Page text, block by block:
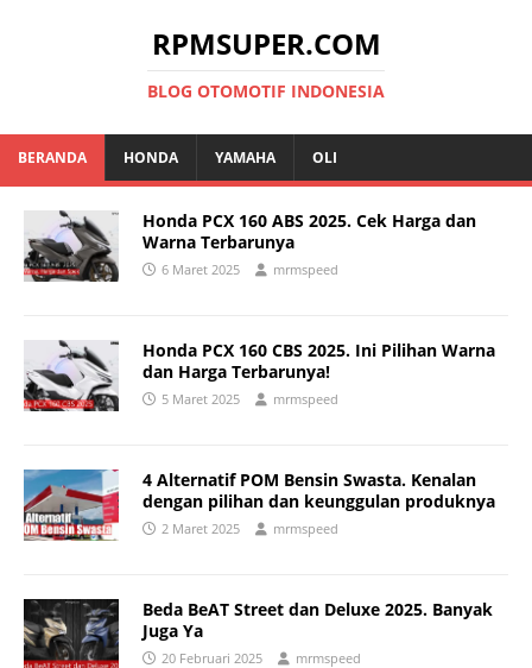
RPMSUPER.COM
BLOG OTOMOTIF INDONESIA
BERANDA HONDA YAMAHA OLI
Honda PCX 160 ABS 2025. Cek Harga dan
Warna Terbarunya
6 Maret 2025 mrmspeed
Honda PCX 160 CBS 2025. Ini Pilihan Warna
dan Harga Terbarunya!
5 Maret 2025 mrmspeed
4 Alternatif POM Bensin Swasta. Kenalan
dengan pilihan dan keunggulan produknya
2 Maret 2025 mrmspeed
Beda BeAT Street dan Deluxe 2025. Banyak
Juga Ya
20 Februari 2025 mrmspeed